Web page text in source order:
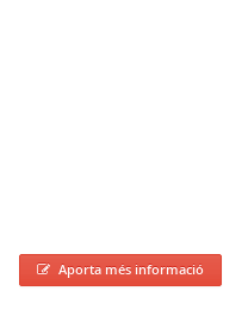
Aporta més informació